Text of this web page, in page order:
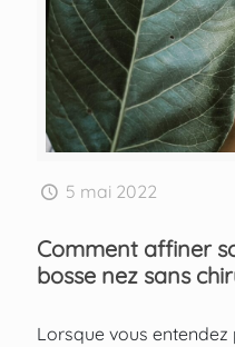
5 mai 2022
Comment affiner
bosse nez sans
Lorsque vous